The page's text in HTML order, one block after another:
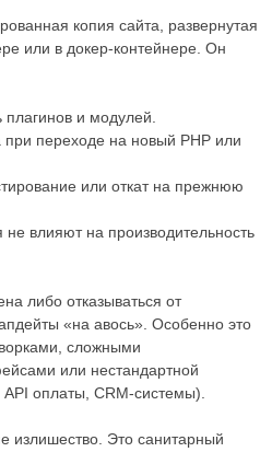
копия сайта, развернутая
или в докер-контейнере. Он
и модулей.
переходе на новый PHP или
или откат на прежнюю
влияют на производительность
либо отказываться от
«на авось». Особенно это
сложными
или нестандартной
оплаты, CRM-системы).
излишество. Это санитарный